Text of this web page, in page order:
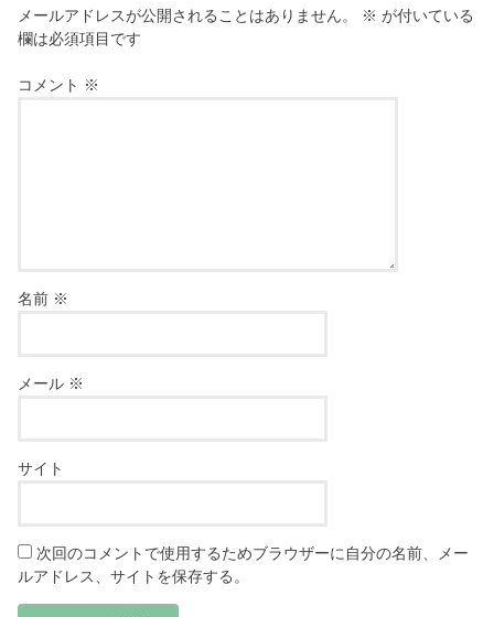
メールアドレスが公開されることはありません。 ※ が付いている
欄は必須項目です
コメント ※
名前 ※
メール ※
サイト
次回のコメントで使用するためブラウザーに自分の名前、メー
ルアドレス、サイトを保存する。